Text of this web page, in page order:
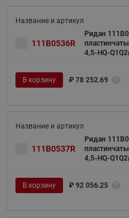
111B0536R
Ридан
4,5-HQ-
В корзину ₽ 78 252.69
111B0537R
Ридан
4,5-HQ-
В корзину ₽ 92 056.25